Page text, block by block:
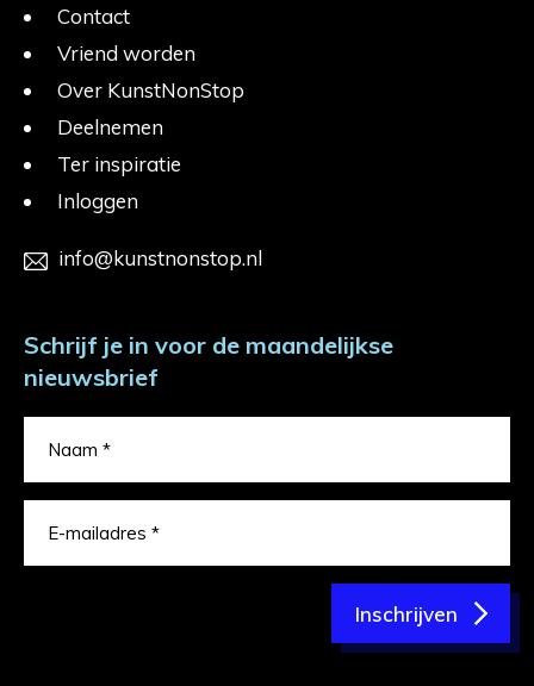
Contact
Vriend worden
Over KunstNonStop
Deelnemen
Ter inspiratie
Inloggen
info@kunstnonstop.nl
Schrijf je in voor de maandelijkse
nieuwsbrief
Inschrijven